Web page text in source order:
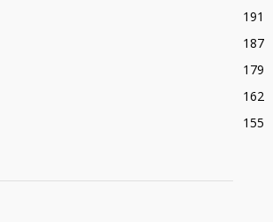
191
187
179
162
155